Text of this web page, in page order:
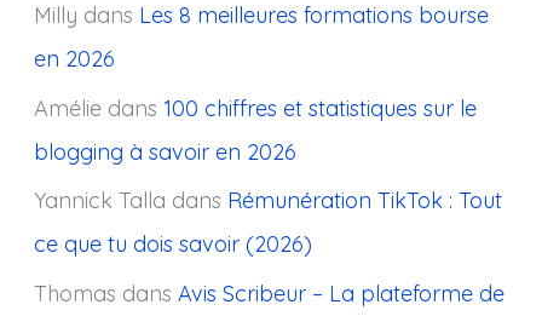
Milly dans Les 8 meilleures formations bourse
en 2026
Améliedans 100 chiffres et statistiques sur le
blogging à savoir en 2026
Yannick Talla dans Rémunération TikTok : Tout
ce que tu dois savoir (2026)
Thomas dans Avis Scribeur – La plateforme de